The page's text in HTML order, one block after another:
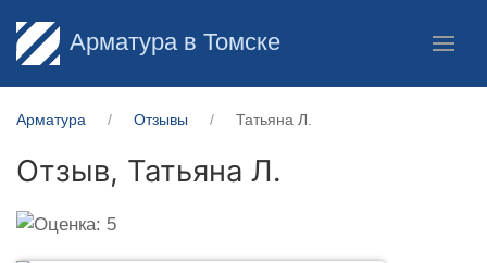
Арматура в Томске
Арматура Отзывы Татьяна Л.
Отзыв, Татьяна Л.